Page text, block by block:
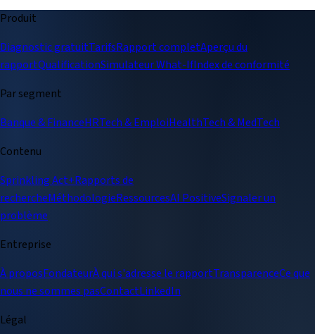
Produit
Diagnostic gratuitTarifsRapport completAperçu du
rapportQualificationSimulateur What-IfIndex de conformité
Par segment
Banque & FinanceHRTech & EmploiHealthTech & MedTech
Contenu
Sprinkling Act+Rapports de
rechercheMéthodologieRessourcesAI PositiveSignaler un
problème
Entreprise
À proposFondateurÀ qui s'adresse le rapportTransparenceCe que
nous ne sommes pasContactLinkedIn
Légal